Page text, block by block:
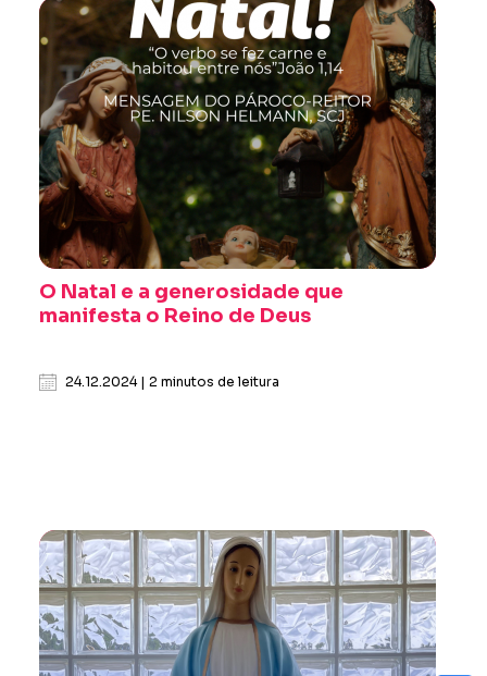
O Natal e a generosidade que
manifesta o Reino de Deus
24.12.2024 | 2 minutos de leitura